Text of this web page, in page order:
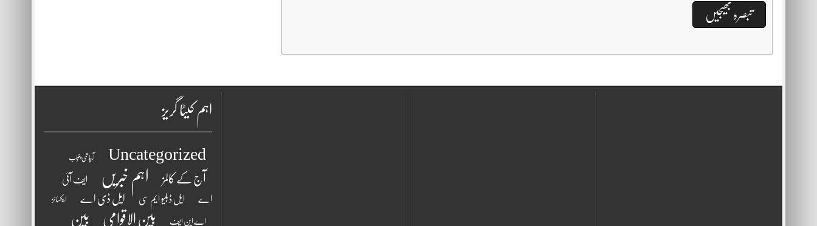
اہم کیٹا گریز
Uncategorized آبپاشی پنجاب
آج کے کالمز اہم خبریں ایف آئی
اے ایل ڈبلیو ایم سی ایل ڈی اے ایکسائز
اے این ایف بین الاقوامی بین